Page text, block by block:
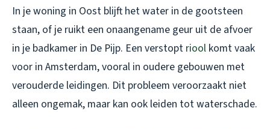
In je woning in Oost blijft het water in de gootsteen
staan, of je ruikt een onaangename geur uit de afvoer
in je badkamer in De Pijp. Een verstopt riool komt vaak
voor in Amsterdam, vooral in oudere gebouwen met
verouderde leidingen. Dit probleem veroorzaakt niet
alleen ongemak, maar kan ook leiden tot waterschade.